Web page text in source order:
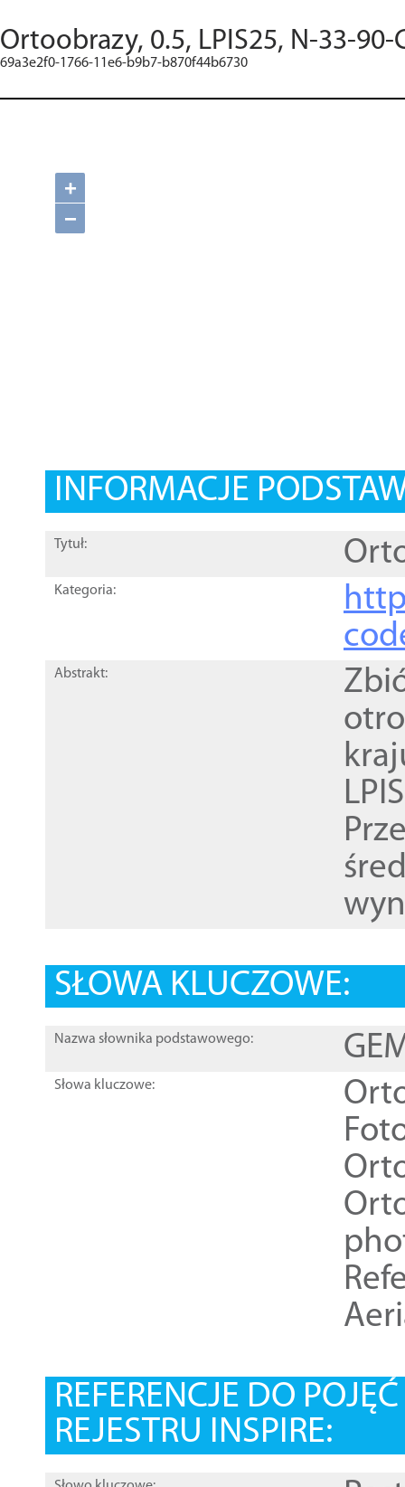
Ortoobrazy, 0.5, LPIS25, N-33-90-
69a3e2f0-1766-11e6-b9b7-b870f44b6730
+
−
INFORMACJE
Tytuł:
Kategoria:
Abstrakt:
SŁOWA KLUCZOWE:
Nazwa słownika podstawowego:
Słowa kluczowe:
REFERENCJE DO
REJESTRU INSPIRE: